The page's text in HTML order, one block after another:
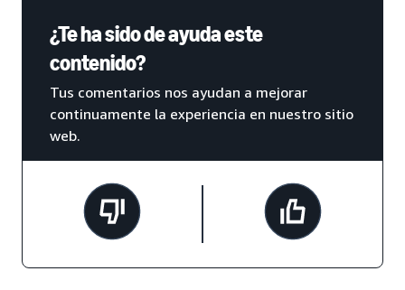
¿Te ha sido de ayuda este
contenido?
Tus comentarios nos ayudan a mejorar
continuamente la experiencia en nuestro sitio
web.